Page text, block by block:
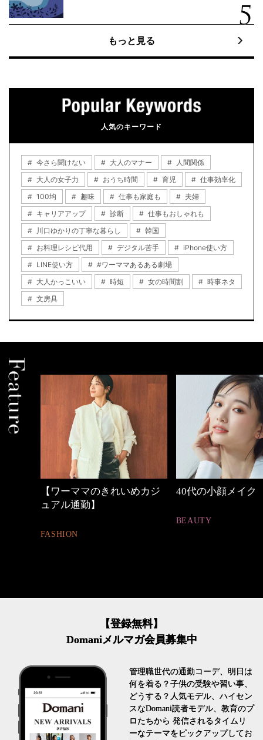
もっと見る
人気のキーワード
今さら聞けない 大人のマナー
人間関係
大人の女子力
おうち時間 育児
仕事効率化
100均
趣味 仕事も家庭も
夫婦
キャリアアップ
診断
仕事もおしゃれも
川口ゆかりの丁寧な暮らし
韓国
お料理レシピ代用
デジタル苦手
iPhone使い方
LINE使い方
#ワーママあるある劇場
大人かっこいい
時短 女の時間割
時事ネタ
文房具
40代の小顔メイク
優木まおみさん「
【登録無料】
Domaniメルマガ会員募集中
管理職世代の通勤コーデ、明日は
何を着る？子供の受験や習い事、
どうする？人気モデル、ハイセン
スなDomani読者モデル、教育のプ
ロたちから 発信されるタイムリ
ーなテーマをピックアップしてお